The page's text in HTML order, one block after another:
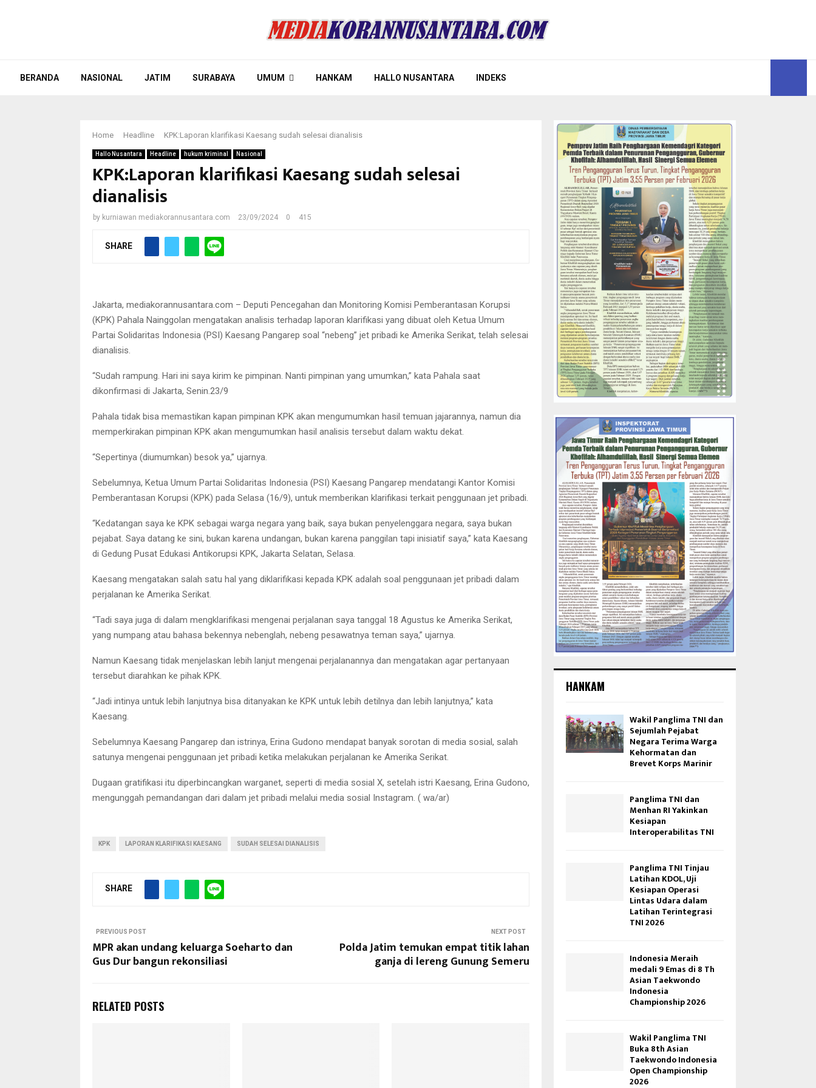
BERANDA NASIONAL JATIM SURABAYA UMUM HANKAM HALLO NUSANTARA INDEKS
Home Headline KPK:Laporan klarifikasi Kaesang sudah selesai dianalisis
Hallo Nusantara Headline hukum kriminal Nasional
KPK:Laporan klarifikasi Kaesang sudah selesai
dianalisis
by kurniawan mediakorannusantara.com 23/09/2024 0 415
SHARE
Jakarta, mediakorannusantara.com – Deputi Pencegahan dan Monitoring Komisi Pemberantasan Korupsi
(KPK) Pahala Nainggolan mengatakan analisis terhadap laporan klarifikasi yang dibuat oleh Ketua Umum
Partai Solidaritas Indonesia (PSI) Kaesang Pangarep soal “nebeng” jet pribadi ke Amerika Serikat, telah selesai
dianalisis.
“Sudah rampung. Hari ini saya kirim ke pimpinan. Nanti pimpinan yang umumkan,” kata Pahala saat
dikonfirmasi di Jakarta, Senin.23/9
Pahala tidak bisa memastikan kapan pimpinan KPK akan mengumumkan hasil temuan jajarannya, namun dia
memperkirakan pimpinan KPK akan mengumumkan hasil analisis tersebut dalam waktu dekat.
“Sepertinya (diumumkan) besok ya,” ujarnya.
Sebelumnya, Ketua Umum Partai Solidaritas Indonesia (PSI) Kaesang Pangarep mendatangi Kantor Komisi
Pemberantasan Korupsi (KPK) pada Selasa (16/9), untuk memberikan klarifikasi terkait penggunaan jet pribadi.
“Kedatangan saya ke KPK sebagai warga negara yang baik, saya bukan penyelenggara negara, saya bukan
pejabat. Saya datang ke sini, bukan karena undangan, bukan karena panggilan tapi inisiatif saya,” kata Kaesang
di Gedung Pusat Edukasi Antikorupsi KPK, Jakarta Selatan, Selasa.
Kaesang mengatakan salah satu hal yang diklarifikasi kepada KPK adalah soal penggunaan jet pribadi dalam
perjalanan ke Amerika Serikat.
“Tadi saya juga di dalam mengklarifikasi mengenai perjalanan saya tanggal 18 Agustus ke Amerika Serikat,
yang numpang atau bahasa bekennya nebenglah, nebeng pesawatnya teman saya,” ujarnya.
Namun Kaesang tidak menjelaskan lebih lanjut mengenai perjalanannya dan mengatakan agar pertanyaan
tersebut diarahkan ke pihak KPK.
“Jadi intinya untuk lebih lanjutnya bisa ditanyakan ke KPK untuk lebih detilnya dan lebih lanjutnya,” kata
Kaesang.
Sebelumnya Kaesang Pangarep dan istrinya, Erina Gudono mendapat banyak sorotan di media sosial, salah
satunya mengenai penggunaan jet pribadi ketika melakukan perjalanan ke Amerika Serikat.
Dugaan gratifikasi itu diperbincangkan warganet, seperti di media sosial X, setelah istri Kaesang, Erina Gudono,
mengunggah pemandangan dari dalam jet pribadi melalui media sosial Instagram. ( wa/ar)
KPK LAPORAN KLARIFIKASI KAESANG SUDAH SELESAI DIANALISIS
SHARE
PREVIOUS POST
MPR akan undang keluarga Soeharto dan
Gus Dur bangun rekonsiliasi
NEXT POST
Polda Jatim temukan empat titik lahan
ganja di lereng Gunung Semeru
RELATED POSTS
HANKAM
Wakil Panglima TNI dan
Sejumlah Pejabat
Negara Terima Warga
Kehormatan dan
Brevet Korps Marinir
Panglima TNI dan
Menhan RI Yakinkan
Kesiapan
Interoperabilitas TNI
Panglima TNI Tinjau
Latihan KDOL, Uji
Kesiapan Operasi
Lintas Udara dalam
Latihan Terintegrasi
TNI 2026
Indonesia Meraih
medali 9 Emas di 8 Th
Asian Taekwondo
Indonesia
Championship 2026
Wakil Panglima TNI
Buka 8th Asian
Taekwondo Indonesia
Open Championship
2026